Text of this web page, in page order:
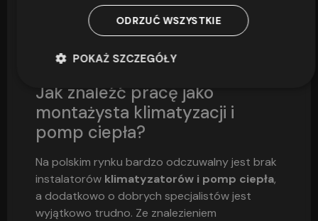
każdemu pozwoli zdobyć odpowiednie
umiejętności oraz wiedzę teoretyczną.
Porady praktyczne
Jak znaleźć pracę jako
montażysta klimatyzacji i
pomp ciepła?
Na polskim rynku bardzo odczuwalny jest brak
instalatorów klimatyzatorów i pomp ciepła,
a dodatkowo o dobrych specjalistów jest
wyjątkowo trudno. Ze znalezieniem
ODRZUĆ WSZYSTKIE
POKAŻ SZCZEGÓŁY